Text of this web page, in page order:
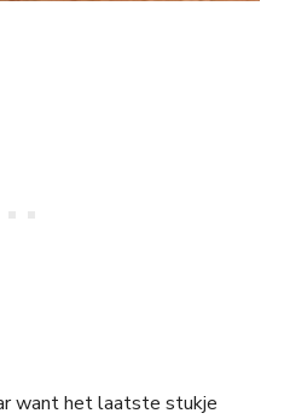
want het laatste stukje